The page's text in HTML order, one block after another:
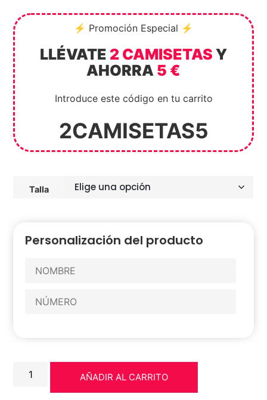
⚡ Promoción Especial ⚡
LLÉVATE 2 CAMISETAS Y
AHORRA 5 €
Introduce este código en tu carrito
2CAMISETAS5
Talla
Personalización del producto
AÑADIR AL CARRITO